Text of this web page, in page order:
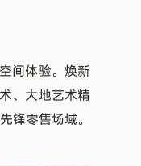
间体验。焕新
、大地艺术精
锋零售场域。